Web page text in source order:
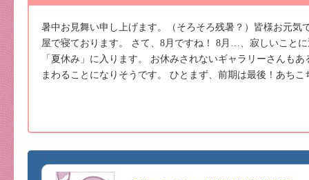
暑中お見舞い申し上げます。（そろそろ残暑？）皆様お元気
屋で寝ております。 さて、8月ですね！ 8月…、寂しいこと
「夏休み」に入ります。 お休みされないギャラリーさんも
まわることになりそうです。 ひとまず、前期は最後！あち